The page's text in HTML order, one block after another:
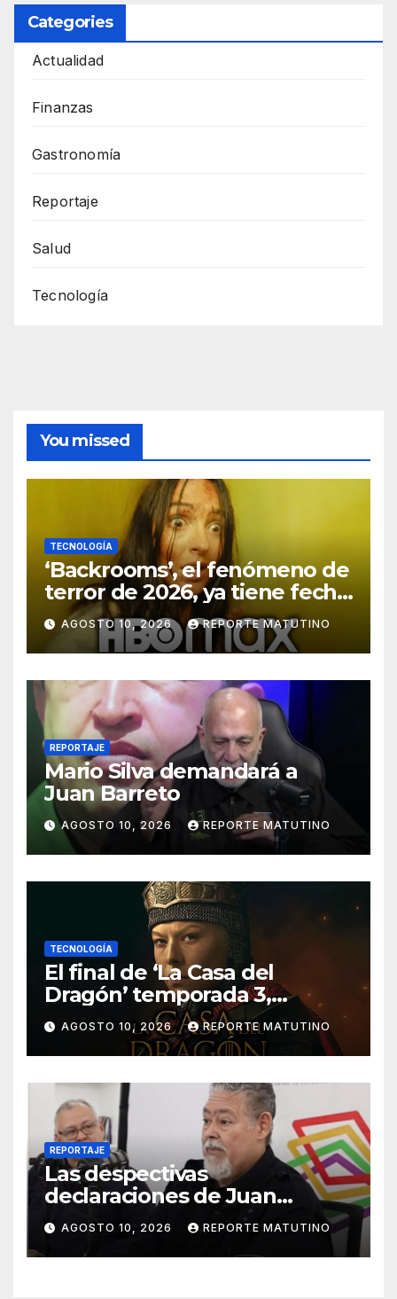
Categories
Actualidad
Finanzas
Gastronomía
Reportaje
Salud
Tecnología
You missed
TECNOLOGÍA
‘Backrooms’, el fenómeno de
terror de 2026, ya tiene fecha
de estreno en HBO Max
AGOSTO 10, 2026 REPORTE MATUTINO
REPORTAJE
Mario Silva demandará a
Juan Barreto
AGOSTO 10, 2026 REPORTE MATUTINO
TECNOLOGÍA
El final de ‘La Casa del
Dragón’ temporada 3,
explicado: ¿Quién muere y
qué pasa con el Trono de
Hierro?
AGOSTO 10, 2026 REPORTE MATUTINO
REPORTAJE
Las despectivas
declaraciones de Juan
Barreto sobre María Corina
AGOSTO 10, 2026 REPORTE MATUTINO